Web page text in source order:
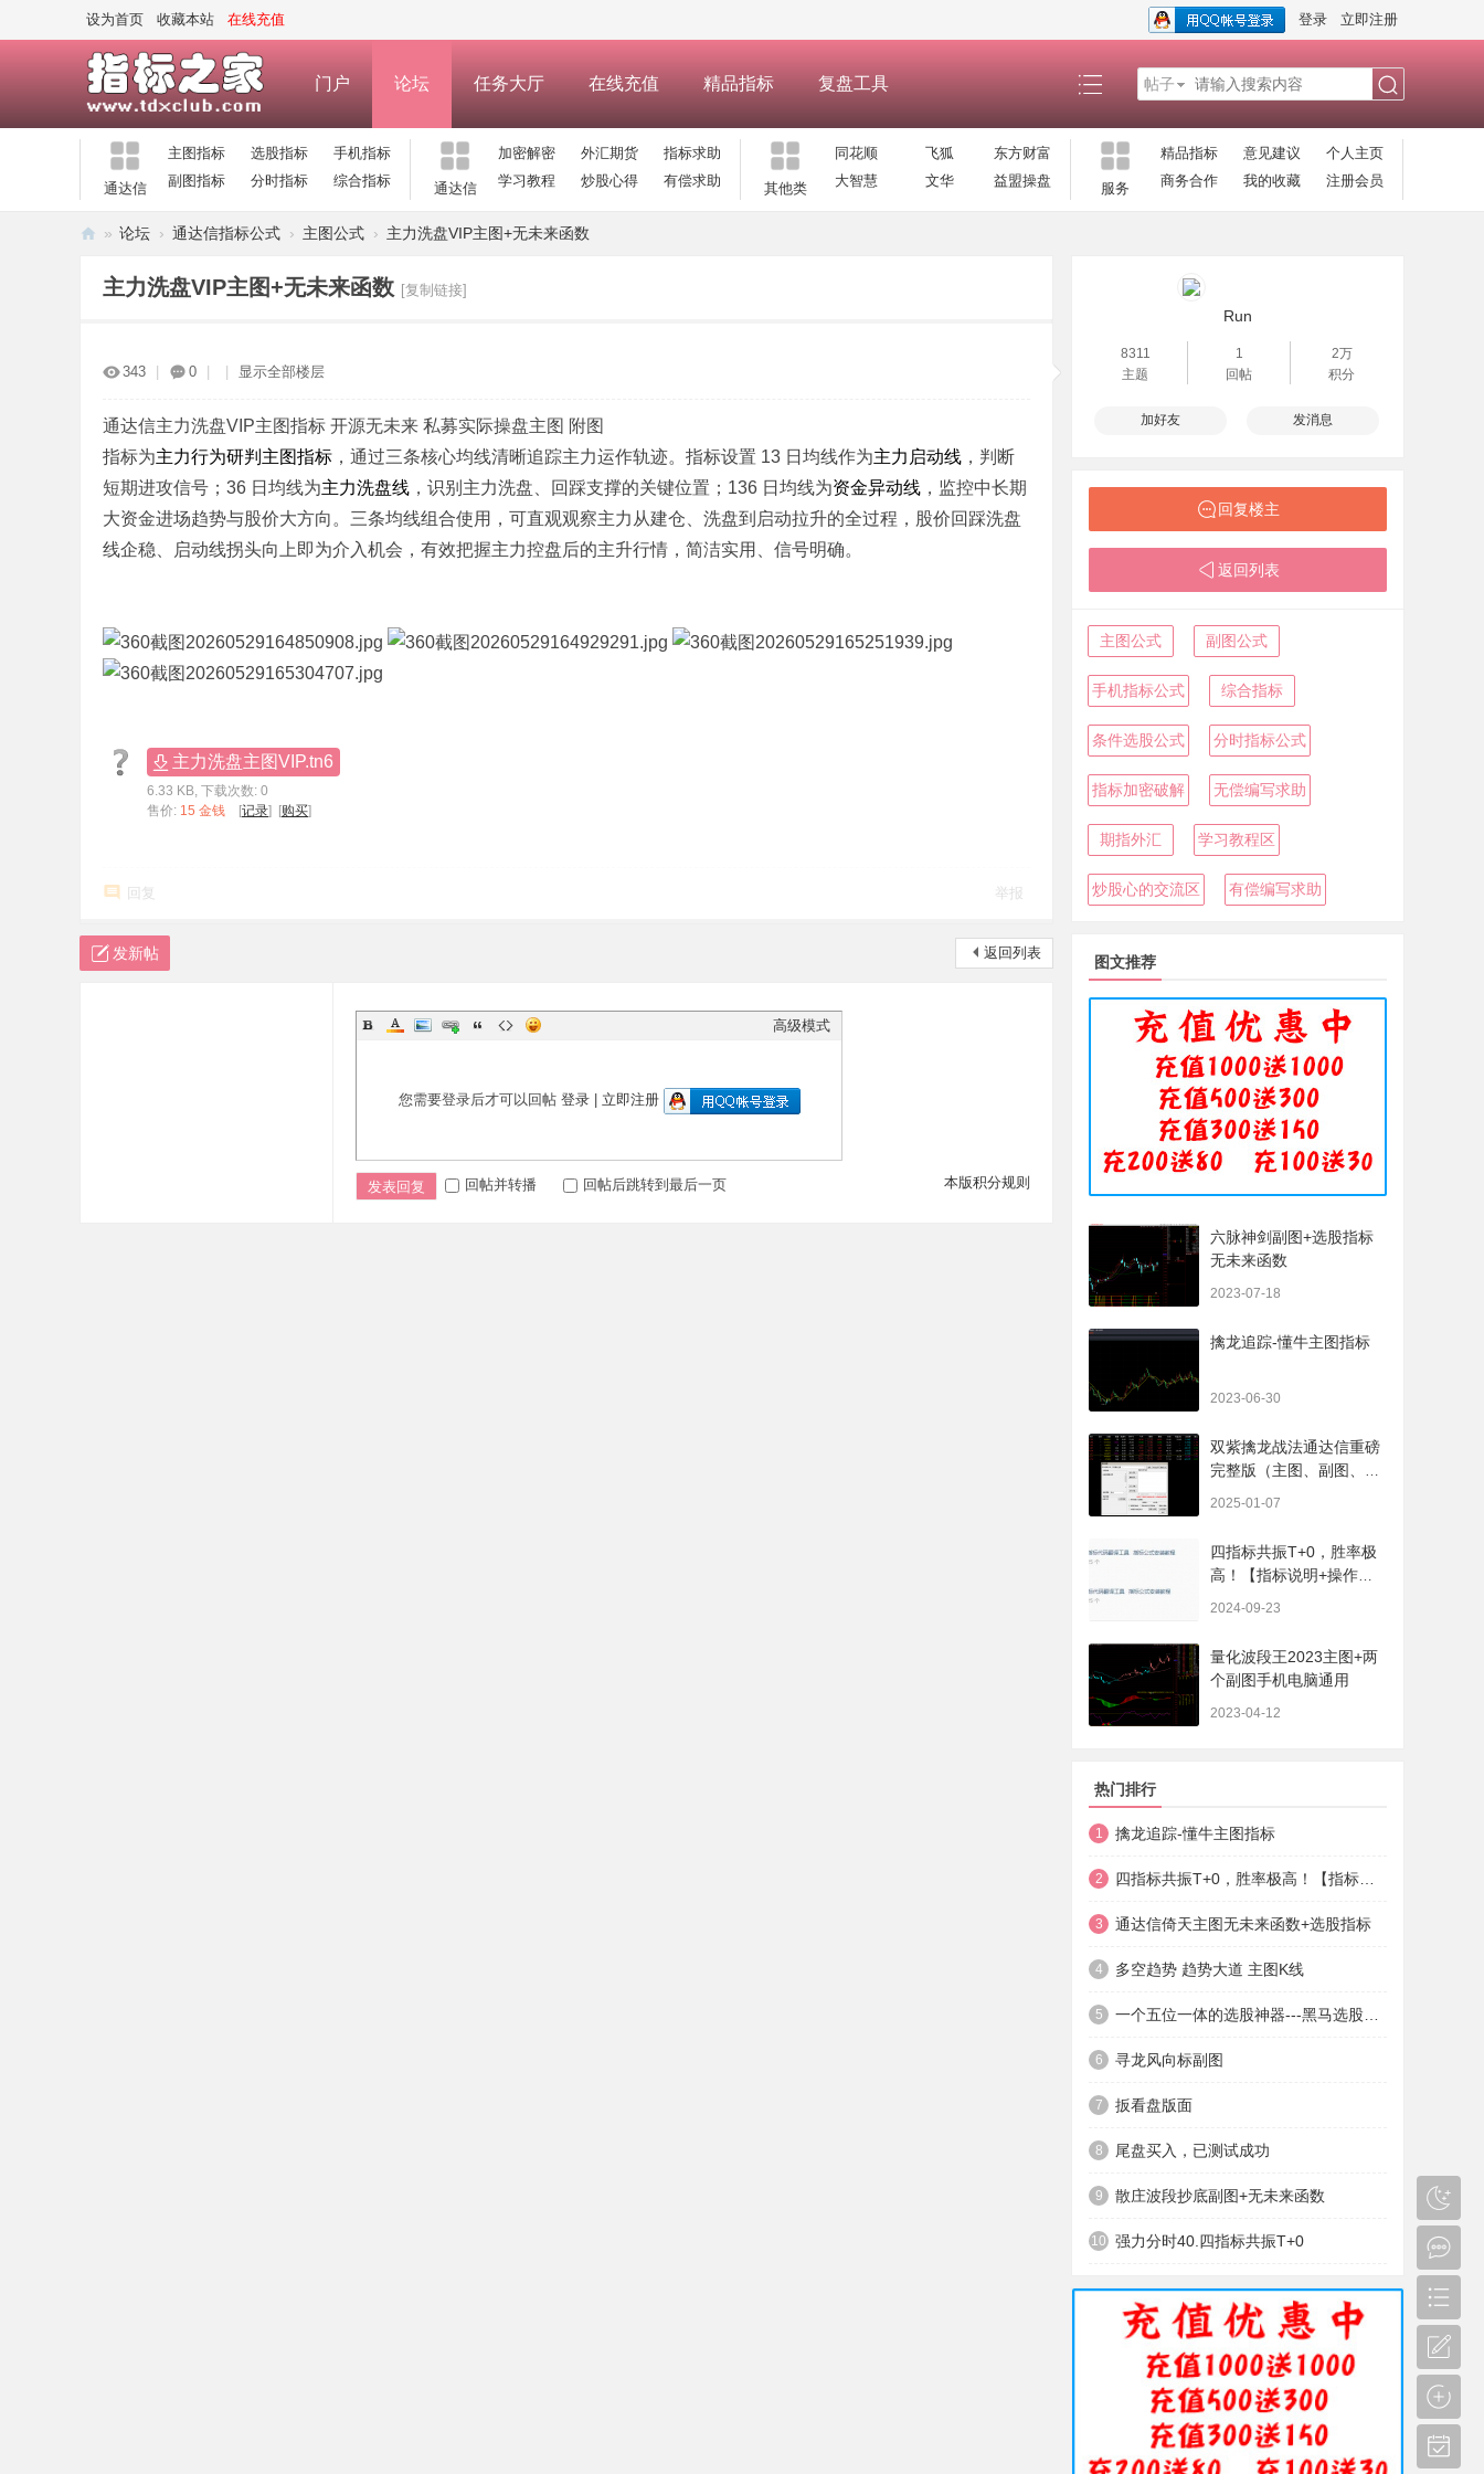
设为首页 收藏本站 在线充值 登录 立即注册
门户 论坛 任务大厅 在线充值 精品指标 复盘工具 帖子
通达信
主图指标 选股指标
手机指标
副图指标
分时指标 综合指标 通达信
加密解密 外汇期货
指标求助
学习教程
炒股心得 有偿求助 其他类
同花顺 飞狐
东方财富
大智慧
文华 益盟操盘 服务
精品指标 意见建议
个人主页
商务合作
我的收藏 注册会员
» 论坛 › 通达信指标公式 › 主图公式 › 主力洗盘VIP主图+无未来函数
主力洗盘VIP主图+无未来函数 [复制链接]
343 0 显示全部楼层
通达信主力洗盘VIP主图指标 开源无未来 私募实际操盘主图 附图
指标为主力行为研判主图指标 ，通过三条核心均线清晰追踪主力运作轨迹。指标设置 13 日均线作为主力启动线 ，判断
短期进攻信号；36 日均线为主力洗盘线 ，识别主力洗盘、回踩支撑的关键位置；136 日均线为资金异动线 ，监控中长期
大资金进场趋势与股价大方向。三条均线组合使用，可直观观察主力从建仓、洗盘到启动拉升的全过程，股价回踩洗盘
线企稳、启动线拐头向上即为介入机会，有效把握主力控盘后的主升行情，简洁实用、信号明确。
主力洗盘主图VIP.tn6
6.33 KB, 下载次数: 0
售价: 15 金钱 [记录] [购买]
回复 举报
返回列表
发新帖
高级模式
您需要登录后才可以回帖 登录| 立即注册
本版积分规则
发表回复 回帖并转播 回帖后跳转到最后一页
Run
8311
主题
1
回帖
2万
积分
加好友 发消息
回复楼主
返回列表
主图公式 副图公式
手机指标公式 综合指标
条件选股公式 分时指标公式
指标加密破解 无偿编写求助
期指外汇 学习教程区
炒股心的交流区 有偿编写求助
图文推荐
六脉神剑副图+选股指标
无未来函数
2023-07-18
擒龙追踪-懂牛主图指标
2023-06-30
双紫擒龙战法通达信重磅
完整版（主图、副图、排
2025-01-07
四指标共振T+0，胜率极
高！【指标说明+操作方
2024-09-23
量化波段王2023主图+两
个副图手机电脑通用
2023-04-12
热门排行
1 擒龙追踪-懂牛主图指标
2
3 通达信倚天主图无未来函数+选股指标
4 多空趋势 趋势大道 主图K线
5
6 寻龙风向标副图
7 扳看盘版面
8 尾盘买入，已测试成功
9 散庄波段抄底副图+无未来函数
10 强力分时40.四指标共振T+0